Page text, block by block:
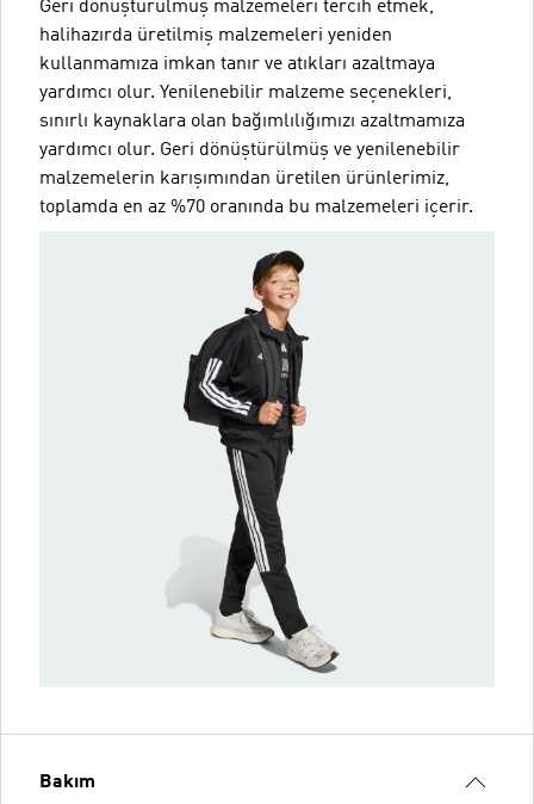
Geri dönüştürülmüş malzemeleri tercih etmek,
halihazırda üretilmiş malzemeleri yeniden
kullanmamıza imkan tanır ve atıkları azaltmaya
yardımcı olur. Yenilenebilir malzeme seçenekleri,
sınırlı kaynaklara olan bağımlılığımızı azaltmamıza
yardımcı olur. Geri dönüştürülmüş ve yenilenebilir
malzemelerin karışımından üretilen ürünlerimiz,
toplamda en az %70 oranında bu malzemeleri içerir.
Bakım